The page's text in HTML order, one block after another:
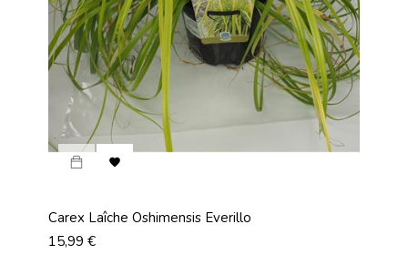

Carex Laîche Oshimensis Everillo
Prix
15,99 €